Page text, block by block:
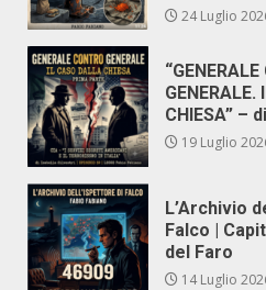
24 Luglio
CHIESA” –
19 Luglio
L’Archivio
Falco |
del Faro
14 Luglio